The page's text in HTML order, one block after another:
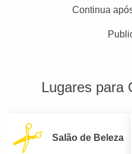
Continua
Lugares para
Salão de Beleza